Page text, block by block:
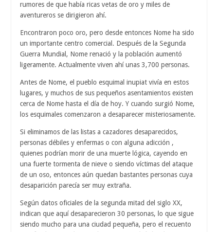
rumores de que había ricas vetas de oro y miles de
aventureros se dirigieron ahí.
Encontraron poco oro, pero desde entonces Nome ha sido
un importante centro comercial. Después de la Segunda
Guerra Mundial, Nome renació y la población aumentó
ligeramente. Actualmente viven ahí unas 3,700 personas.
Antes de Nome, el pueblo esquimal inupiat vivía en estos
lugares, y muchos de sus pequeños asentamientos existen
cerca de Nome hasta el día de hoy. Y cuando surgió Nome,
los esquimales comenzaron a desaparecer misteriosamente.
Si eliminamos de las listas a cazadores desaparecidos,
personas débiles y enfermas o con alguna adicción ,
quienes podrían morir de una muerte lógica, cayendo en
una fuerte tormenta de nieve o siendo víctimas del ataque
de un oso, entonces aún quedan bastantes personas cuya
desaparición parecía ser muy extraña.
Según datos oficiales de la segunda mitad del siglo XX,
indican que aquí desaparecieron 30 personas, lo que sigue
siendo mucho para una ciudad pequeña, pero el recuento